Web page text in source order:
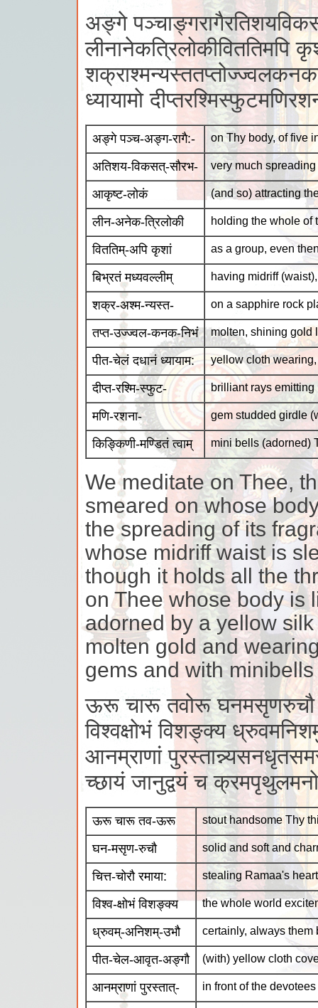
अङ्गे
लीनानेकत्रिलोकीविततिमपि
ध्यायामो
अङ्गे पञ्च-अङ्ग-रागै:- on Thy body, of five
अतिशय-विकसत्-सौरभ- very much
आकृष्ट-लोकं (and so) attracting
लीन-अनेक-त्रिलोकी holding the whole of
विततिम्-अपि कृशां as a group, even
बिभ्रतं मध्यवल्लीम् having midriff
शक्र-अश्म-न्यस्त- on a sapphire rock
तप्त-उज्ज्वल-कनक-निभं molten, shining gold
पीत-चेलं दधानं ध्यायाम: yellow cloth
दीप्त-रश्मि-स्फुट- brilliant rays emitting
मणि-रशना- gem studded girdle
किङ्किणी-मण्डितं त्वाम् mini bells (adorned)
We meditate on Thee,
smeared on whose
the spreading of its
whose midriff waist is
though it holds all the
on Thee whose body is
adorned by a yellow
molten gold and
gems and with
ऊरू चारू तवोरू घनमसृणरुचौ
विश्वक्षोभं विशङ्क्य
आनम्राणां
च्छायं जानुद्वयं च
ऊरू चारू तव-ऊरू stout handsome Thy
घन-मसृण-रुचौ solid and soft and
चित्त-चोरौ रमाया: stealing Ramaa's heart
विश्व-क्षोभं विशङ्क्य the whole world
ध्रुवम्-अनिशम्-उभौ certainly, always them
पीत-चेल-आवृत-अङ्गौ (with) yellow cloth
आनम्राणां पुरस्तात्- in front of the devotees